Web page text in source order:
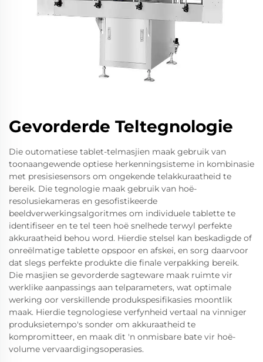
Gevorderde Teltegnologie
Die outomatiese tablet-telmasjien maak gebruik van
toonaangewende optiese herkenningsisteme in kombinasie
met presisiesensors om ongekende telakkuraatheid te
bereik. Die tegnologie maak gebruik van hoë-
resolusiekameras en gesofistikeerde
beeldverwerkingsalgoritmes om individuele tablette te
identifiseer en te tel teen hoë snelhede terwyl perfekte
akkuraatheid behou word. Hierdie stelsel kan beskadigde of
onreëlmatige tablette opspoor en afskei, en sorg daarvoor
dat slegs perfekte produkte die finale verpakking bereik.
Die masjien se gevorderde sagteware maak ruimte vir
werklike aanpassings aan telparameters, wat optimale
werking oor verskillende produkspesifikasies moontlik
maak. Hierdie tegnologiese verfynheid vertaal na vinniger
produksietempo's sonder om akkuraatheid te
kompromitteer, en maak dit 'n onmisbare bate vir hoë-
volume vervaardigingsoperasies.